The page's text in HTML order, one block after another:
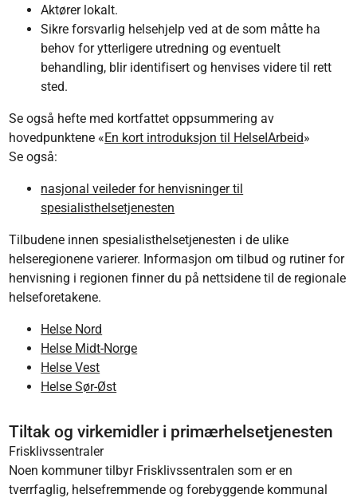
Aktører lokalt.
Sikre forsvarlig helsehjelp ved at de som måtte ha
behov for ytterligere utredning og eventuelt
behandling, blir identifisert og henvises videre til rett
sted.
Se også hefte med kortfattet oppsummering av
hovedpunktene «En kort introduksjon til HelseIArbeid»
Se også:
nasjonal veileder for henvisninger til
spesialisthelsetjenesten
Tilbudene innen spesialisthelsetjenesten i de ulike
helseregionene varierer. Informasjon om tilbud og rutiner for
henvisning i regionen finner du på nettsidene til de regionale
helseforetakene.
Helse Nord
Helse Midt-Norge
Helse Vest
Helse Sør-Øst
Tiltak og virkemidler i primærhelsetjenesten
Frisklivssentraler
Noen kommuner tilbyr Frisklivssentralen som er en
tverrfaglig, helsefremmende og forebyggende kommunal